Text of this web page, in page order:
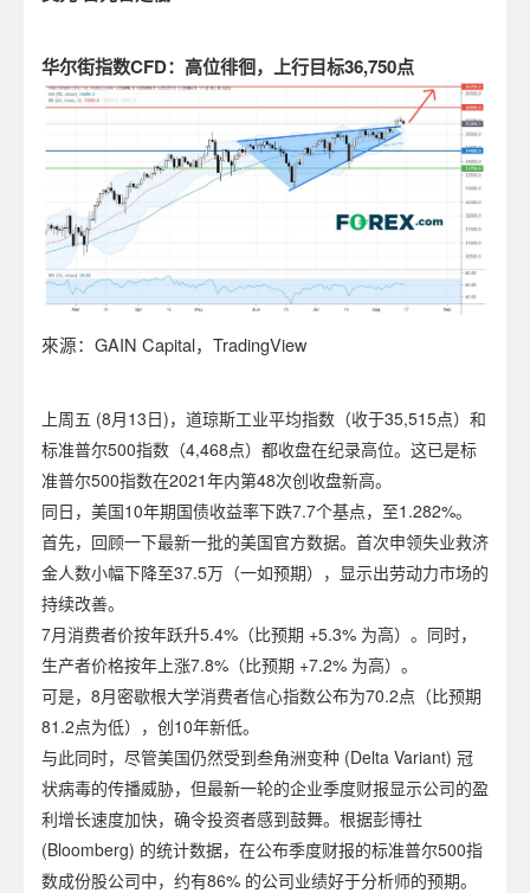
华尔街指数CFD：高位徘徊，上行目标36,750点
來源：GAIN Capital，TradingView
上周五 (8月13日)，道琼斯工业平均指数（收于35,515点）和
标准普尔500指数（4,468点）都收盘在纪录高位。这已是标
准普尔500指数在2021年内第48次创收盘新高。
同日，美国10年期国债收益率下跌7.7个基点，至1.282%。
首先，回顾一下最新一批的美国官方数据。首次申领失业救济
金人数小幅下降至37.5万（一如预期），显示出劳动力市场的
持续改善。
7月消费者价按年跃升5.4%（比预期 +5.3% 为高）。同时，
生产者价格按年上涨7.8%（比预期 +7.2% 为高）。
可是，8月密歇根大学消费者信心指数公布为70.2点（比预期
81.2点为低），创10年新低。
与此同时，尽管美国仍然受到叁角洲变种 (Delta Variant) 冠
状病毒的传播威胁，但最新一轮的企业季度财报显示公司的盈
利增长速度加快，确令投资者感到鼓舞。根据彭博社
(Bloomberg) 的统计数据，在公布季度财报的标准普尔500指
数成份股公司中，约有86% 的公司业绩好于分析师的预期。